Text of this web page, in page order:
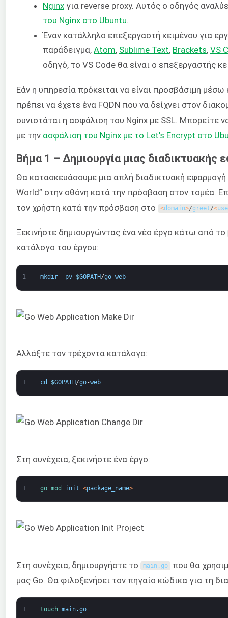
Nginx για reverse proxy. Αυτός ο οδηγός
του Nginx στο Ubuntu.
Έναν κατάλληλο επεξεργαστή κειμένου για
παράδειγμα, Atom, Sublime Text, Brackets, VS
οδηγό, το VS Code θα είναι ο επεξεργαστής
Εάν η υπηρεσία πρόκειται να είναι προσβάσιμη
πρέπει να έχετε ένα FQDN που να δείχνει στον
συνιστάται η ασφάλιση του Nginx με SSL. Μπορείτε
με την ασφάλιση του Nginx με το Let’s Encrypt στο
Βήμα 1 – Δημιουργία μιας διαδικτυακής
Θα κατασκευάσουμε μια απλή διαδικτυακή
World” στην οθόνη κατά την πρόσβαση στον τομέα.
τον χρήστη κατά την πρόσβαση στο
<domain>/greet/<
Ξεκινήστε δημιουργώντας ένα νέο έργο κάτω από το
κατάλογο του έργου:
1 mkdir -pv $GOPATH/go-web
Αλλάξτε τον τρέχοντα κατάλογο:
1 cd $GOPATH/go-web
Στη συνέχεια, ξεκινήστε ένα έργο:
1 go mod init <package_name>
Στη συνέχεια, δημιουργήστε το main .go που θα
μας Go. Θα φιλοξενήσει τον πηγαίο κώδικα για τη
1 touch main.go